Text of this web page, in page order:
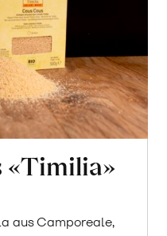
«Timilia»
aus Camporeale,